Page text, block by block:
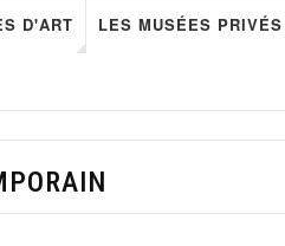
D'ART LES MUSÉES PRIVÉS